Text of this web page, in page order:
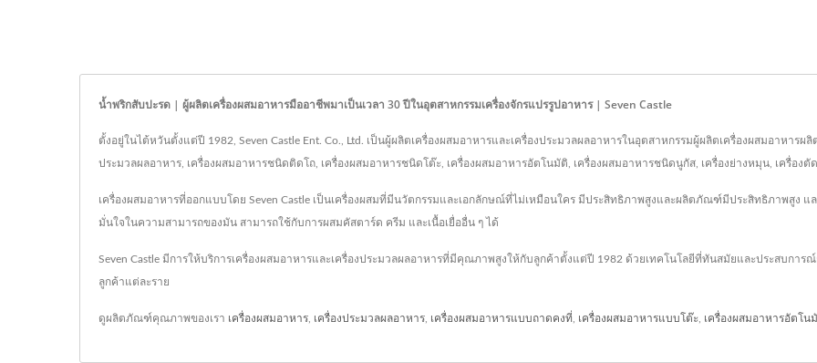
น้ำพริกสับปะรด | ผู้ผลิตเครื่องผสมอาหารมืออาชีพมาเป็นเวลา 30 ปีในอุตสาหกรรมเครื่องจักรแปรรูปอาหาร | Seven Castle
ตั้งอยู่ในไต้หวันตั้งแต่ปี 1982, Seven Castle Ent. Co., Ltd. เป็นผู้ผลิตเครื่องผสมอาหารและเครื่องประมวลผลอาหารในอุตสาหกรรมผู้ผลิตเครื่องผสมอาหาร
ประมวลผลอาหาร, เครื่องผสมอาหารชนิดติดโถ, เครื่องผสมอาหารชนิดโต๊ะ, เครื่องผสมอาหารอัตโนมัติ, เครื่องผสมอาหารชนิดนูกัส, เครื่องย่างหมุน, เครื่องตัด
เครื่องผสมอาหารที่ออกแบบโดย Seven Castle เป็นเครื่องผสมที่มีนวัตกรรมและเอกลักษณ์ที่ไม่เหมือนใคร มีประสิทธิภาพสูงและผลิตภัณฑ์มีประสิทธิภาพสูง แ
มั่นใจในความสามารถของมัน สามารถใช้กับการผสมคัสตาร์ด ครีม และเนื้อเยื่ออื่น ๆ ได้
Seven Castle มีการให้บริการเครื่องผสมอาหารและเครื่องประมวลผลอาหารที่มีคุณภาพสูงให้กับลูกค้าตั้งแต่ปี 1982 ด้วยเทคโนโลยีที่ทันสมัยและประสบการ
ลูกค้าแต่ละราย
ดูผลิตภัณฑ์คุณภาพของเรา เครื่องผสมอาหาร เครื่องประมวลผลอาหาร เครื่องผสมอาหารแบบถาดคงที่ เครื่องผสมอาหารแบบโต๊ะ เครื่องผสมอาหารอัตโน